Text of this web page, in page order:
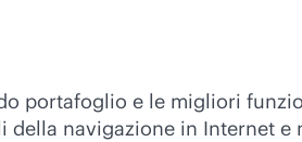
portafoglio e le migliori
navigazione in Internet e